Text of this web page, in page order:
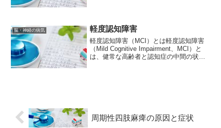
により、そのリスクを大幅に...
脳・神経の病気 軽度認知障害
軽度認知障害（MCI）とは軽度認知障害
（Mild Cognitive Impairment、MCI）と
は、健常な高齢者と認知症の中間の状態
周期性四肢麻痺の原因と症状